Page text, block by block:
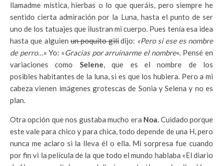
llamadme mística, hierbas o lo que queráis, pero siempre he
sentido cierta admiración por la Luna, hasta el punto de ser
uno de los tatuajes que ilustran mi cuerpo. Pues tenía esa idea
hasta que alguienun poquito gilidijo: «Pero si ese es nombre
de perro…» Yo: «Gracias por arruinarme el nombre«. Pensé en
variaciones como Selene, que es el nombre de los
posibles habitantes de la luna, si es que los hubiera. Pero a mi
cabeza vienen imágenes grotescas de Sonia y Selena y no es
plan.
Otra opción que nos gustaba mucho era Noa. Cuidado porque
este vale para chico y para chica, todo depende de una H, pero
nunca me aclaro si la lleva él o ella. Mi sorpresa fue cuando
por fin vi la película de la que todo el mundo hablaba «El diario